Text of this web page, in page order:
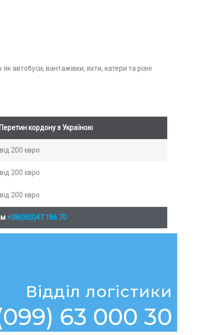
автобуси, вантажівки, яхти, катери та різні
Перетин кордону з Україною
від 200 євро
від 200 євро
від 200 євро
+38(050)47 186 70
Відділ логістики
63 000 30